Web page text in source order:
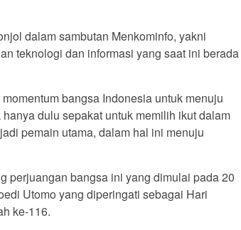
dalam sambutan Menkominfo, yakni
teknologi dan informasi yang saat ini berada
bangsa Indonesia untuk menuju
dulu sepakat untuk memilih ikut dalam
pemain utama, dalam hal ini menuju
perjuangan bangsa ini yang dimulai pada 20
Utomo yang diperingati sebagai Hari
ke-116.